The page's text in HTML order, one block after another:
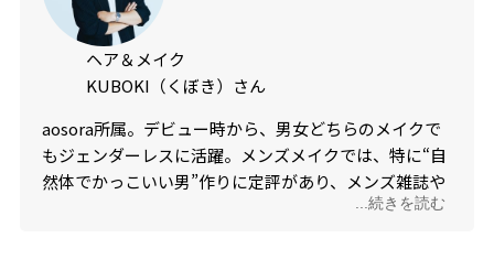
ヘア＆メイク
KUBOKI（くぼき）さん
aosora所属。デビュー時から、男女どちらのメイクで
もジェンダーレスに活躍。メンズメイクでは、特に“自
然体でかっこいい男”作りに定評があり、メンズ雑誌や
...続きを読む